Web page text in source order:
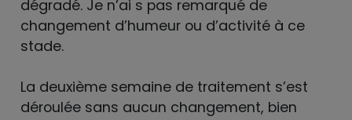
dégradé. Je n’ai s pas remarqué de
changement d’humeur ou d’activité à ce
stade.
La deuxième semaine de traitement s’est
déroulée sans aucun changement, bien